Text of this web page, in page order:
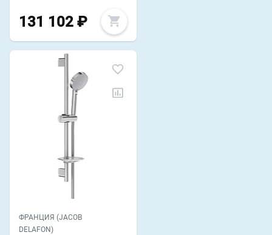
131 102 ₽
ФРАНЦИЯ (JACOB
DELAFON)